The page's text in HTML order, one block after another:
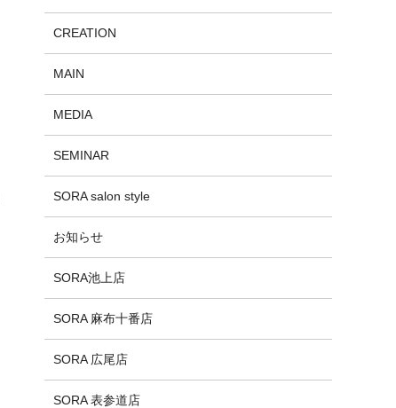
CREATION
MAIN
MEDIA
SEMINAR
SORA salon style
お知らせ
SORA池上店
SORA 麻布十番店
SORA 広尾店
SORA 表参道店